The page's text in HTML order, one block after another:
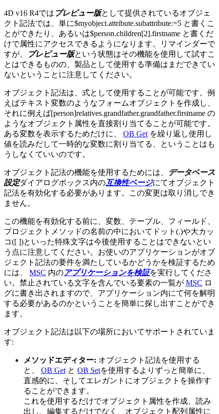
4D v16 R4では プレビュー版として提供されているオブジェ
クト記法では、単に$myobject.attribute.subattribute:=5 と書くこ
とができたり、あるいは$person.children[2].firstname と書くだ
けで属性にアクセスできるようになります。リマインダーで
すが、
プレビュー版という状態はその機能を使用して試すこ
とはできるものの、製品として使用する準備はまだできてい
ないということに注意してください。
オブジェクト記法は、式として使用することが可能です。例
えばテキスト変数のようなフォームオブジェクトを作成し、
それに例えば[person]relatives.grandfather.grandfather.firstname の
ようなオブジェクト属性を直接割り当てることが可能です。
ある変数を表示するためだけに、 OB Get を繰り返し使用し
値を読みだして一時的な変数に割り当てる、ということはも
うしなくていいのです。
オブジェクト記法の機能を使用するためには、
データベース
設定ダイアログボックス内の互換性ページにてオブジェクト
記法を有効化する必要があります。この変更は取り消しでき
ません。
この機能を有効化する前に、変数、テーブル、フィールド、
プロジェクトメソッドの名前の中においてドット(.)や大カッ
コ([ ])といった特殊文字は今後使用することはできないとい
う点に注意してください。お使いのアプリケーションがオブ
ジェクト記法の要件を満たしているかどうかを検証するため
には、 MSC 内の アプリケーションを検証を実行してくださ
い。禁止されている文字を含んでいる要素の一覧が MSC ロ
グに書き出されますので、アプリケーション内にて何を解明
する必要があるのかということを簡単に探し出すことができ
ます。
オブジェクト記法は以下の場所においてサポートされていま
す:
メソッドエディター: オブジェクト記法を使用する
と、 OB Get と OB Setを使用するよりずっと簡単に、
直感的に、そしてエレガントにオブジェクトを操作す
ることができます。
これを使用するだけでオブジェクト属性を作成、読み
出し、編集するだけでなく、オブジェクト配列属性に